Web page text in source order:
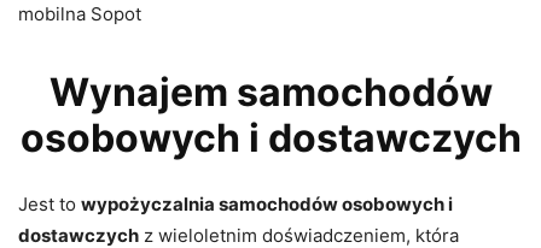
mobilna Sopot
Wynajem samochodów
osobowych i dostawczych
Jest to wypożyczalnia samochodów osobowych i
dostawczych z wieloletnim doświadczeniem, która